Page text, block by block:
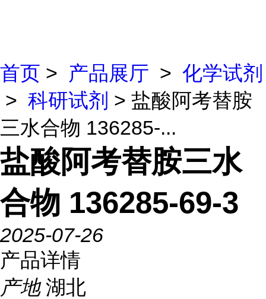
首页 > 产品展厅 > 化学试剂
> 科研试剂 > 盐酸阿考替胺
三水合物 136285-...
盐酸阿考替胺三水
合物 136285-69-3
2025-07-26
产品详情
产地 湖北